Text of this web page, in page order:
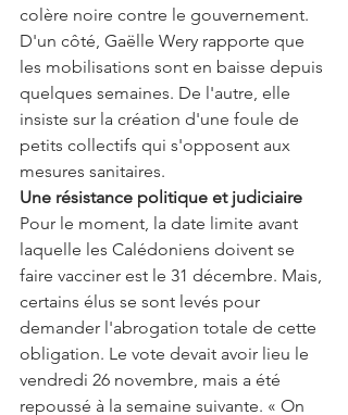
colère noire contre le gouvernement.
D'un côté, Gaëlle Wery rapporte que
les mobilisations sont en baisse depuis
quelques semaines. De l'autre, elle
insiste sur la création d'une foule de
petits collectifs qui s'opposent aux
mesures sanitaires.
Une résistance politique et judiciaire
Pour le moment, la date limite avant
laquelle les Calédoniens doivent se
faire vacciner est le 31 décembre. Mais,
certains élus se sont levés pour
demander l'abrogation totale de cette
obligation. Le vote devait avoir lieu le
vendredi 26 novembre, mais a été
repoussé à la semaine suivante. « On